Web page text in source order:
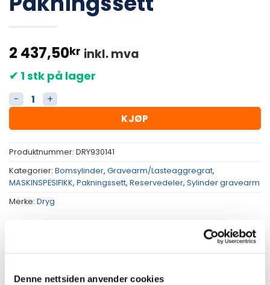
Denne nettsiden anvender cookies
2 437,50kr inkl. mva
✔ 1 stk på lager
Pakningssett antall
KJØP
Produktnummer: DRY930141
Kategorier: Bomsylinder, Gravearm/Lasteaggregrat,
MASKINSPESIFIKK, Pakningssett, Reservedeler, Sylinder gravearm
Merke: Dryg